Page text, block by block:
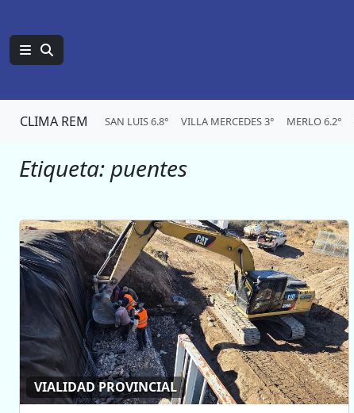
CLIMA REM SAN LUIS 6.8° VILLA MERCEDES 3° MERLO 6.2°
Etiqueta: puentes
VIALIDAD PROVINCIAL